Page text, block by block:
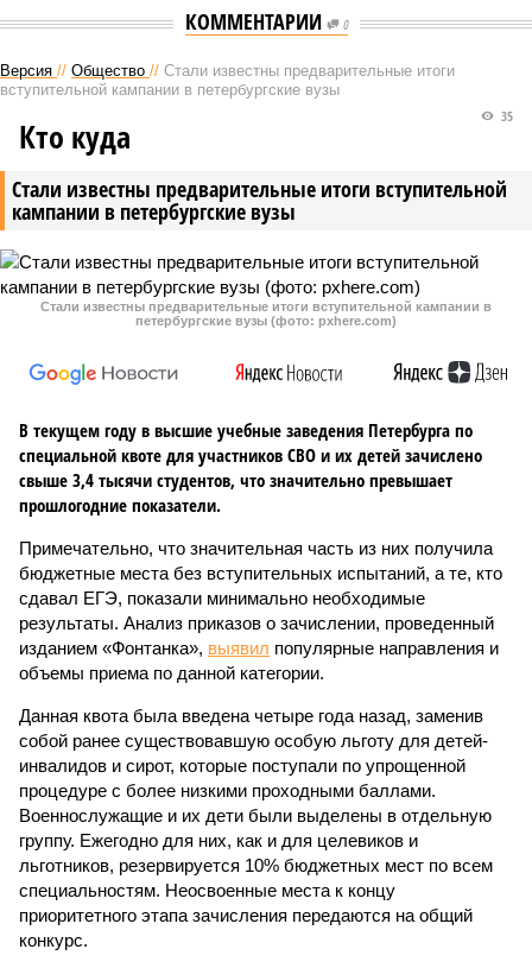
КОММЕНТАРИИ 0
Версия // Общество // Стали известны предварительные итоги
вступительной кампании в петербургские вузы
Стали известны предварительные итоги вступительной
кампании в петербургские вузы
35
Кто куда
Стали известны предварительные итоги вступительной кампании в
петербургские вузы (фото: pxhere.com)
В текущем году в высшие учебные заведения Петербурга по
специальной квоте для участников СВО и их детей зачислено
свыше 3,4 тысячи студентов, что значительно превышает
прошлогодние показатели.
Примечательно, что значительная часть из них получила
бюджетные места без вступительных испытаний, а те, кто
сдавал ЕГЭ, показали минимально необходимые
результаты. Анализ приказов о зачислении, проведенный
изданием «Фонтанка», выявил популярные направления и
объемы приема по данной категории.
Данная квота была введена четыре года назад, заменив
собой ранее существовавшую особую льготу для детей-
инвалидов и сирот, которые поступали по упрощенной
процедуре с более низкими проходными баллами.
Военнослужащие и их дети были выделены в отдельную
группу. Ежегодно для них, как и для целевиков и
льготников, резервируется 10% бюджетных мест по всем
специальностям. Неосвоенные места к концу
приоритетного этапа зачисления передаются на общий
конкурс.